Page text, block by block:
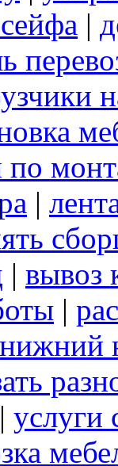
|
по
|
| вывоз
|
нижний
| услуги